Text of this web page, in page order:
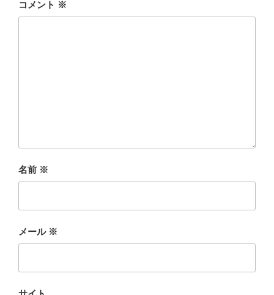
コメント ※
名前 ※
メール ※